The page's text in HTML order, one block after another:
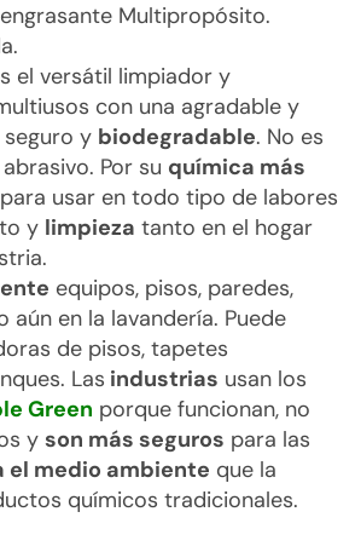
Multipropósito.
el versátil limpiador y
con una agradable y
seguro y biodegradable. No es
Por su química más
usar en todo tipo de labores
y limpieza tanto en el hogar
equipos, pisos, paredes,
aún en la lavandería. Puede
de pisos, tapetes
Las industrias usan los
Green porque funcionan, no
y son más seguros para las
el medio ambiente que la
químicos tradicionales.